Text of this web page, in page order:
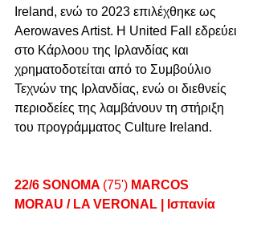
Ireland, ενώ το 2023 επιλέχθηκε ως
Aerowaves Artist. Η United Fall εδρεύει
στο Κάρλοου της Ιρλανδίας και
χρηματοδοτείται από το Συμβούλιο
Τεχνών της Ιρλανδίας, ενώ οι διεθνείς
περιοδείες της λαμβάνουν τη στήριξη
του προγράμματος Culture Ireland.
22/6 SONOMA (75') MARCOS
MORAU / LA VERONAL | Ισπανία